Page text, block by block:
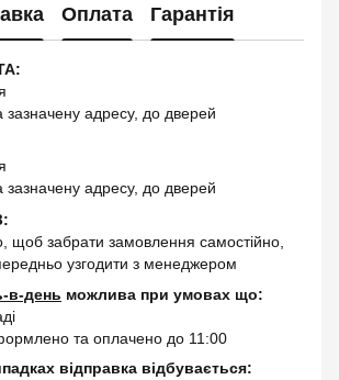
Оплата Гарантія
зазначену адресу, до дверей
зазначену адресу, до дверей
щоб забрати замовлення самостійно,
узгодити з менеджером
в-день можлива при умовах що:
та оплачено до 11:00
відправка відбувається: